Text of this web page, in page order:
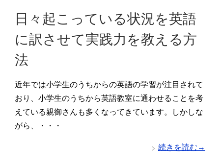
日々起こっている状況を英語
に訳させて実践力を教える方
法
近年では小学生のうちからの英語の学習が注目されて
おり、小学生のうちから英語教室に通わせることを考
えている親御さんも多くなってきています。しかしな
がら、・・・
続きを読む→